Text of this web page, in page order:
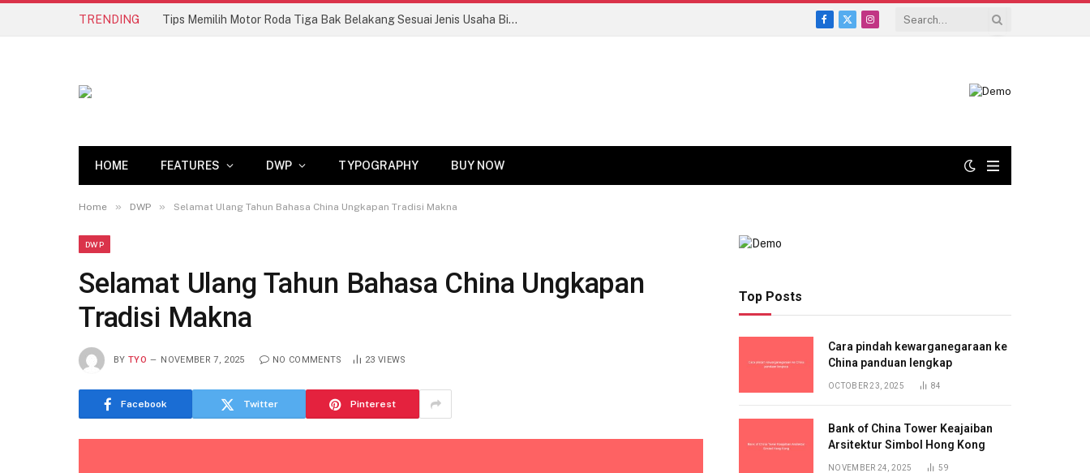
TRENDING Tips Memilih Motor Roda Tiga Bak Belakang Sesuai Jenis Usaha Biar Untung Maksimal!
Facebook
X
Instagram
HOME FEATURES DWP TYPOGRAPHY BUY NOW
Home » DWP » Selamat Ulang Tahun Bahasa China Ungkapan Tradisi Makna
DWP
Selamat Ulang Tahun Bahasa China Ungkapan
Tradisi Makna
BY TYO NOVEMBER 7, 2025 NO COMMENTS 23 VIEWS
Facebook Twitter Pinterest
Top Posts
Cara pindah kewarganegaraan ke
China panduan lengkap
OCTOBER 23, 2025 84
Bank of China Tower Keajaiban
Arsitektur Simbol Hong Kong
NOVEMBER 24, 2025 59